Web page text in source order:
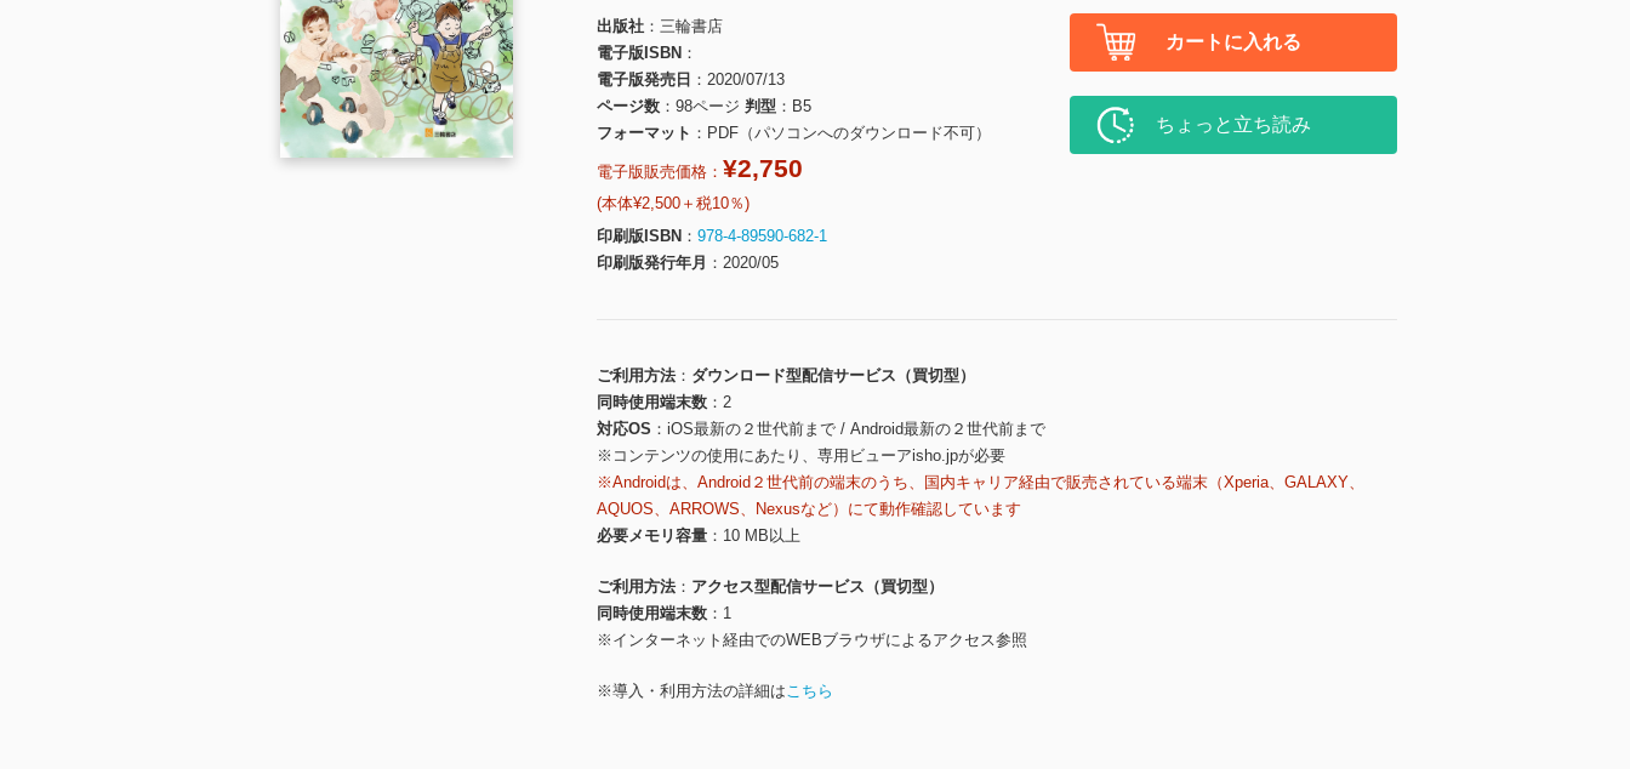
出版社
三輪書店
電子版ISBN
電子版発売日
2020/07/13
ページ数
98ページ 判型
B5
フォーマット
PDF（パソコンへのダウンロード不可）
電子版販売価格： ¥2,750
(本体¥2,500＋税10％)
印刷版ISBN
978-4-89590-682-1
印刷版発行年月
2020/05
カートに入れる
ちょっと立ち読み
ご利用方法
ダウンロード型配信サービス（買切型）
同時使用端末数
2
対応OS
iOS最新の２世代前まで / Android最新の２世代前まで
※コンテンツの使用にあたり、専用ビューアisho.jpが必要
※Androidは、Android２世代前の端末のうち、国内キャリア経由で販売されている端末（Xperia、GALAXY、
AQUOS、ARROWS、Nexusなど）にて動作確認しています
必要メモリ容量
10 MB以上
ご利用方法
アクセス型配信サービス（買切型）
同時使用端末数
1
※インターネット経由でのWEBブラウザによるアクセス参照
※導入・利用方法の詳細はこちら